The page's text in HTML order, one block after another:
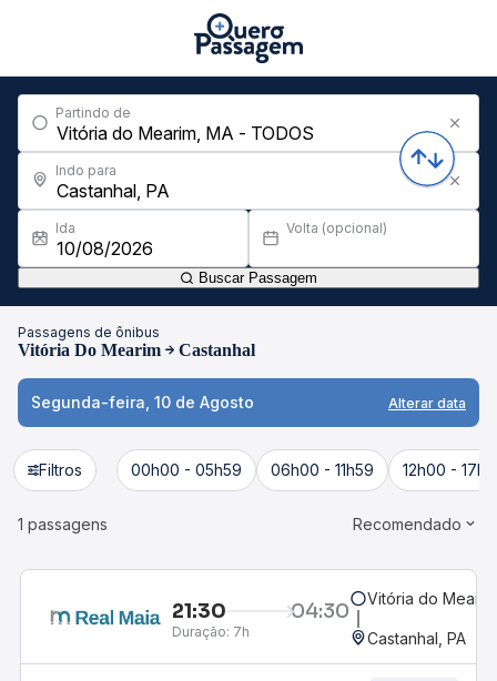
Partindo de
Indo para
Ida Volta (opcional)
Buscar Passagem
Passagens de ônibus
Vitória Do Mearim Castanhal
Segunda-feira, 10 de Agosto Alterar data
Filtros 00h00 - 05h59 06h00 - 11h59 12h00 -
1 passagens Recomendado
21:30 04:30
Duração: 7h
Vitória do
Castanhal, PA